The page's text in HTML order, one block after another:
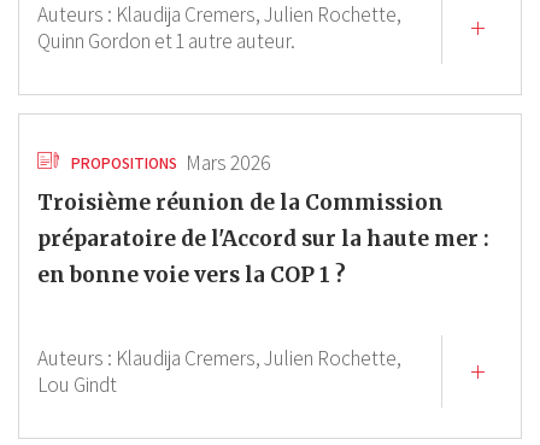
Auteurs : Klaudija Cremers,Julien Rochette,
Quinn Gordon et 1 autre auteur.
PROPOSITIONS Mars 2026
Troisième réunion de la Commission
préparatoire de l'Accord sur la haute mer :
en bonne voie vers la COP 1 ?
Auteurs : Klaudija Cremers,Julien Rochette,
Lou Gindt